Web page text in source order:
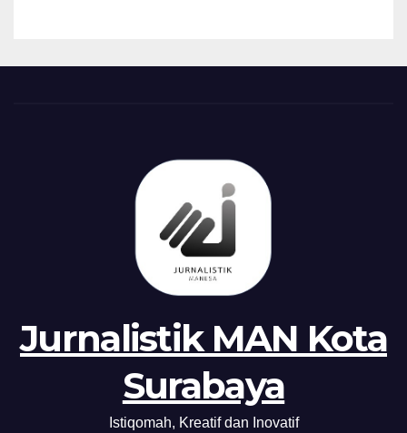
Jurnalistik MAN Kota
Surabaya
Istiqomah, Kreatif dan Inovatif